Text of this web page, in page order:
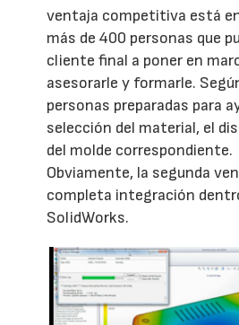
ventaja competitiva está
más de 400 personas que
cliente final a poner en
asesorarle y formarle.
personas preparadas para
selección del material, el
del molde correspondiente.
Obviamente, la segunda
completa integración
SolidWorks.